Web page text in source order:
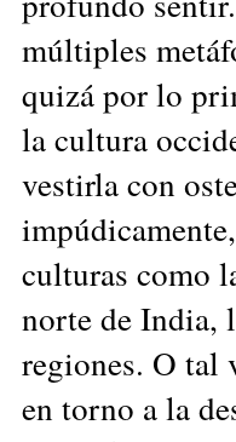
múltiples
quizá por lo
la cultura
vestirla con
culturas como
norte de India,
regiones. O tal
en torno a la